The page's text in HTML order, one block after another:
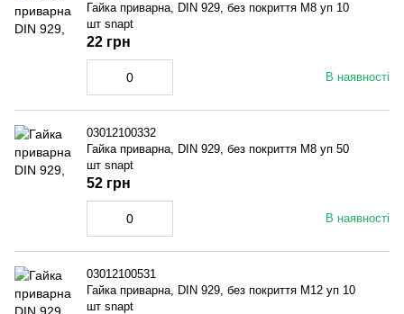
Гайка приварна, DIN 929, без покриття M8 уп 10
шт snapt
В наявності
22 грн
03012100332
Гайка приварна, DIN 929, без покриття M8 уп 50
шт snapt
В наявності
52 грн
03012100531
Гайка приварна, DIN 929, без покриття M12 уп 10
шт snapt